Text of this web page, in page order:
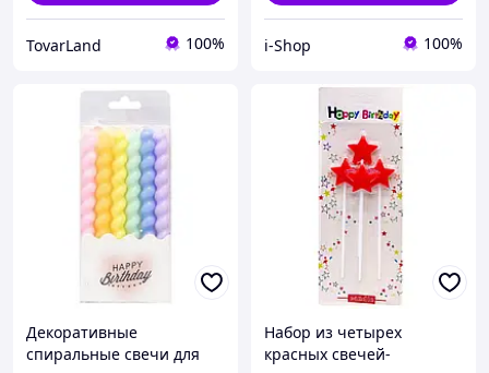
TovarLand 100% i-Shop 100%
Декоративные
спиральные свечи для
Набор из четырех
красных свечей-